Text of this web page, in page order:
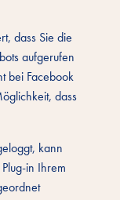
dass Sie die
aufgerufen
bei Facebook
dass
kann
in Ihrem